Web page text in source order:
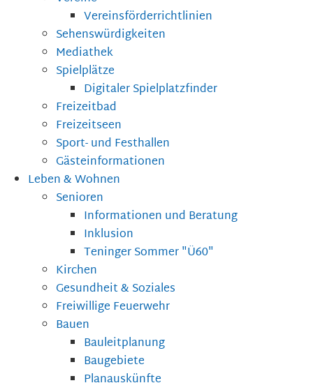
Vereinsförderrichtlinien
Sehenswürdigkeiten
Mediathek
Spielplätze
Digitaler Spielplatzfinder
Freizeitbad
Freizeitseen
Sport- und Festhallen
Gästeinformationen
Leben & Wohnen
Senioren
Informationen und Beratung
Inklusion
Teninger Sommer "Ü60"
Kirchen
Gesundheit & Soziales
Freiwillige Feuerwehr
Bauen
Bauleitplanung
Baugebiete